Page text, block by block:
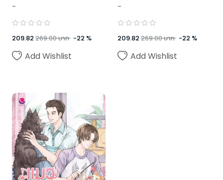
-
209.82 269.00บาท -22 %
Add Wishlist
-
209.82 269.00บาท -22 %
Add Wishlist